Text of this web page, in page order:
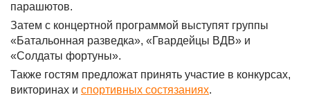
парашютов.
Затем с концертной программой выступят группы
«Батальонная разведка», «Гвардейцы ВДВ» и
«Солдаты фортуны».
Также гостям предложат принять участие в конкурсах,
викторинах и спортивных состязаниях.